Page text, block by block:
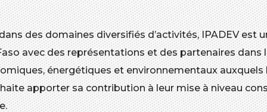
des domaines diversifiés d’activités, IPADEV
avec des représentations et des partenaires
énergétiques et environnementaux
apporter sa contribution à leur mise à niveau